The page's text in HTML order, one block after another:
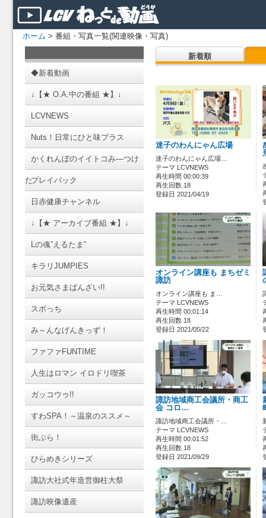
ホーム > 番組・写真一覧(関連映像・写真)
◆新着動画
↓【★ O.A.中の番組 ★】↓
LCVNEWS
Nuts！日常にひと味プラス
かくれんぼのイイトコみ―つけ
たプレイバック
日赤健康チャンネル
↓【★ アーカイブ番組 ★】↓
Lの魂”えるたま”
キラリJUMPIES
お元気さまばんざい!!
スポっち
み～んなげんきっず！
ファファFUNTIME
人生はロマン イロドリ喫茶
ガッコウゥ!!
すわSPA！～温泉のススメ～
街ぶら！
ひらめきシリーズ
諏訪大社式年造営御柱大祭
諏訪映像遺産
新着順
迷子のわんにゃん広場
迷子のわんにゃん広場…
テーマ LCVNEWS
再生時間 00:00:39
再生回数 18
登録日 2021/04/19
オンライン講座も まちゼミ
諏訪
オンライン講座も ま…
テーマ LCVNEWS
再生時間 00:01:14
再生回数 18
登録日 2021/05/22
諏訪地域商工会議所・商工
会 コロ…
諏訪地域商工会議所・…
テーマ LCVNEWS
再生時間 00:01:52
再生回数 18
登録日 2021/09/29